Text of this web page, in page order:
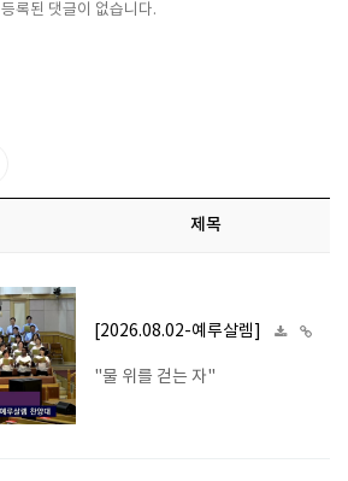
등록된 댓글이 없습니다.
제목
[2026.08.02-예루살렘]
"물 위를 걷는 자"